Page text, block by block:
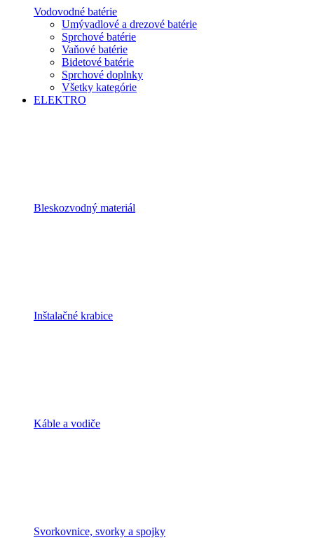
Vodovodné batérie
Umývadlové a drezové batérie
Sprchové batérie
Vaňové batérie
Bidetové batérie
Sprchové doplnky
Všetky kategórie
ELEKTRO
Bleskozvodný materiál
Inštalačné krabice
Káble a vodiče
Svorkovnice, svorky a spojky